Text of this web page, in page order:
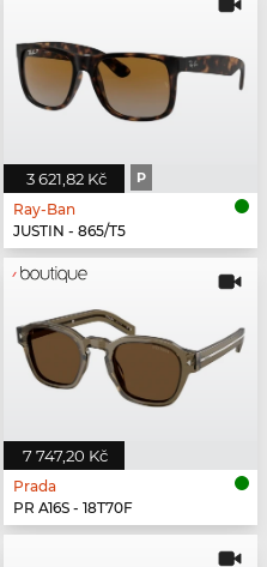
3 621,82 Kč P
Ray-Ban
JUSTIN - 865/T5
7 747,20 Kč
Prada
PR A16S - 18T70F